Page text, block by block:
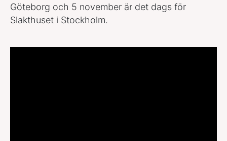
Göteborg och 5 november är det dags för
Slakthuset i Stockholm.